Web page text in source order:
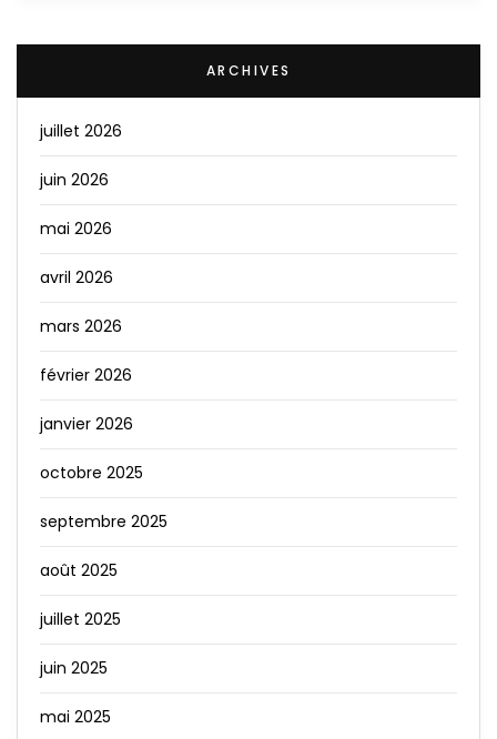
ARCHIVES
juillet 2026
juin 2026
mai 2026
avril 2026
mars 2026
février 2026
janvier 2026
octobre 2025
septembre 2025
août 2025
juillet 2025
juin 2025
mai 2025